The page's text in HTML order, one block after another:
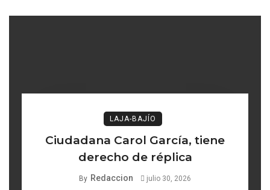
LAJA-BAJÍO
Ciudadana Carol García, tiene
derecho de réplica
By Redaccion julio 30, 2026